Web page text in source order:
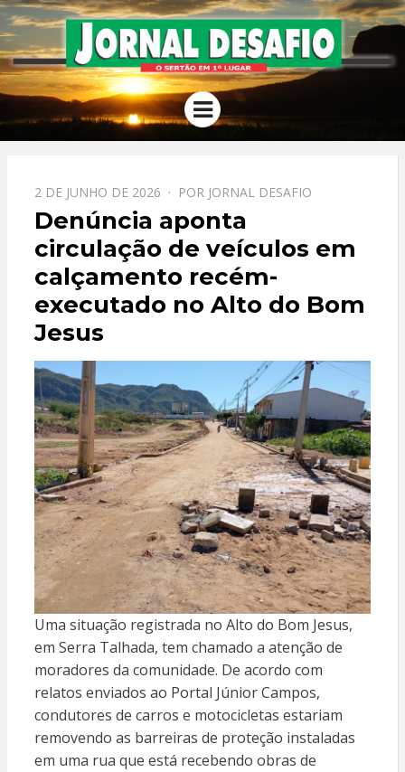
JORNAL
DESAFIO
O Sertão em 1º Lugar
Menu
PPOSTADO
EM
2 DE JUNHO DE 2026 POR JORNAL DESAFIO
Denúncia aponta
circulação de veículos em
calçamento recém-
executado no Alto do Bom
Jesus
Uma situação registrada no Alto do Bom Jesus,
em Serra Talhada, tem chamado a atenção de
moradores da comunidade. De acordo com
relatos enviados ao Portal Júnior Campos,
condutores de carros e motocicletas estariam
removendo as barreiras de proteção instaladas
em uma rua que está recebendo obras de